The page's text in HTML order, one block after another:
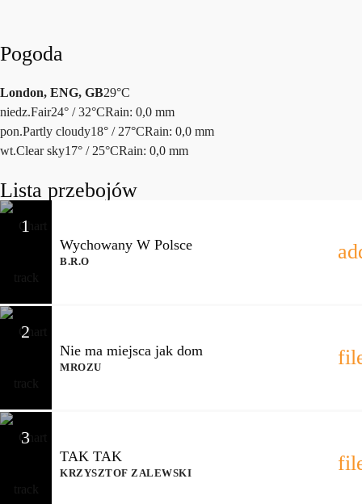
Pogoda
London, ENG, GB29°C
niedz.Fair24° / 32°CRain: 0,0 mm
pon.Partly cloudy18° / 27°CRain: 0,0 mm
wt.Clear sky17° / 25°CRain: 0,0 mm
Lista przebojów
1
Wychowany W Polsce
B.R.O
2
Nie ma miejsca jak dom
MROZU
3
TAK TAK
KRZYSZTOF ZALEWSKI